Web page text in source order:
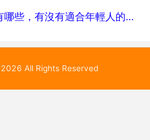
適合年輕人的珠寶品牌有哪些，有沒有適合年輕人的珠寶品牌？？？
All Rights Reserved